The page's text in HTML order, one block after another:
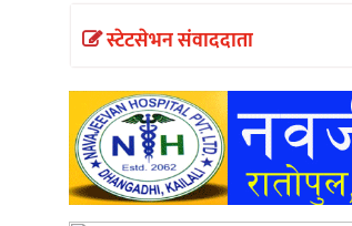
समाचार
अन्तर्वार्ता
खेलकुद
स्टेटसेभन संवाददाता